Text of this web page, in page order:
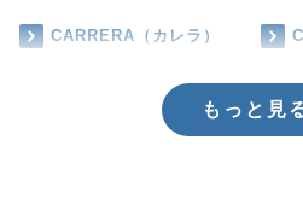
CARRERA（カレラ）
もっと見